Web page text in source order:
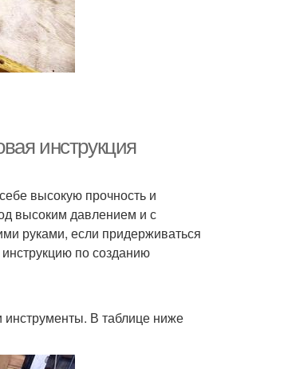
инструкция
высокую прочность и
высоким давлением и с
руками, если придерживаться
по созданию
В таблице ниже